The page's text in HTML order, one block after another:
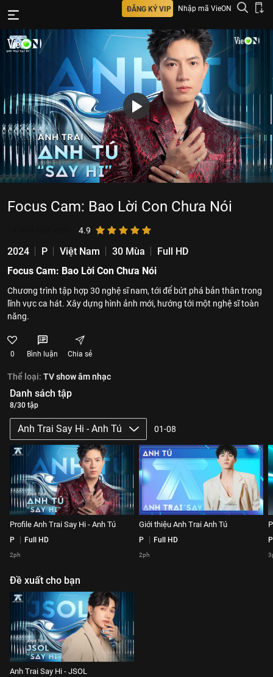
ĐĂNG KÝ VIP Nhập mã VieON
Focus Cam: Bao Lời Con Chưa Nói
4.9
2024 P Việt Nam 30 Mùa
Full HD
Focus Cam: Bao Lời Con Chưa Nói
Chương trình tập hợp 30 nghệ sĩ nam, tới để bứt phá bản thân trong
lĩnh vực ca hát. Xây dựng hình ảnh mới, hướng tới một nghệ sĩ toàn
năng.
0 Bình luận Chia sẻ
Thể loại: TV show âm nhạc
Danh sách tập
8/30 tập
Anh Trai Say Hi - Anh Tú 01-08
Profile Anh Trai Say Hi - Anh Tú
P Full HD
2ph
Giới thiệu Anh Trai Anh Tú
P Full HD
2ph
P
Đề xuất cho bạn
Anh Trai Say Hi - JSOL